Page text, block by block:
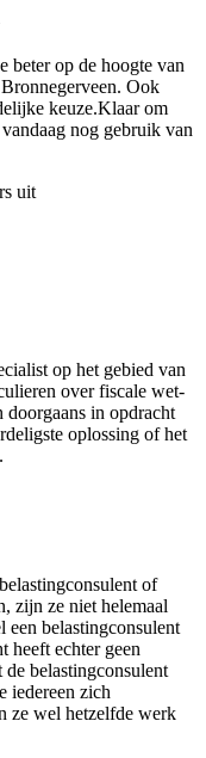
beter op de hoogte van
Ook
keuze.Klaar om
nog gebruik van
uit
op het gebied van
over fiscale wet-
doorgaans in opdracht
oplossing of het
of
zijn ze niet helemaal
een belastingconsulent
heeft echter geen
belastingconsulent
iedereen zich
ze wel hetzelfde werk